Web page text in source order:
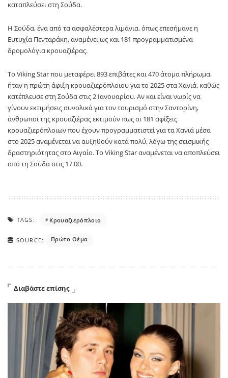
καταπλεύσει στη Σούδα.
Η Σούδα, ένα από τα ασφαλέστερα λιμάνια, όπως επεσήμανε η
Ευτυχία Πενταράκη, αναμένει ως και 181 προγραμματισμένα
δρομολόγια κρουαζιέρας.
Το Viking Star που μεταφέρει 893 επιβάτες και 470 άτομα πλήρωμα,
ήταν η πρώτη άφιξη κρουαζιερόπλοιου για το 2025 στα Χανιά, καθώς
κατέπλευσε στη Σούδα στις 2 Ιανουαρίου. Αν και είναι νωρίς να
γίνουν εκτιμήσεις συνολικά για τον τουρισμό στην Σαντορίνη,
άνθρωποι της κρουαζιέρας εκτιμούν πως οι 181 αφίξεις
κρουαζιερόπλοιων που έχουν προγραμματιστεί για τα Χανιά μέσα
στο 2025 αναμένεται να αυξηθούν κατά πολύ, λόγω της σεισμικής
δραστηριότητας στο Αιγαίο. Το Viking Star αναμένεται να αποπλεύσει
από τη Σούδα στις 17.00.
TAGS: Κρουαζιερόπλοιο
SOURCE: Πρώτο Θέμα
Διαβάστε επίσης